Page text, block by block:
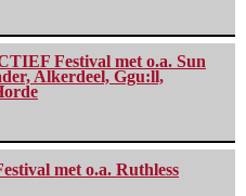
Festival met o.a. Sun
Alkerdeel, Ggu:ll,
met o.a. Ruthless